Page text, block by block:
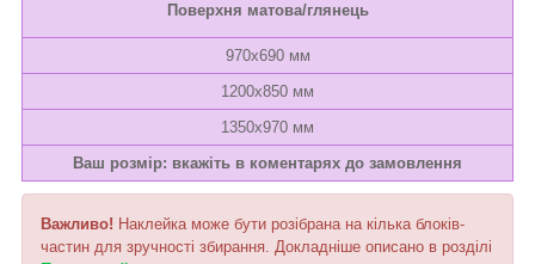
Поверхня матова/глянець
970х690 мм
1200х850 мм
1350х970 мм
Ваш розмір: вкажіть в коментарях до замовлення
Важливо! Наклейка може бути розібрана на кілька блоків-
частин для зручності збирання. Докладніше описано в розділі